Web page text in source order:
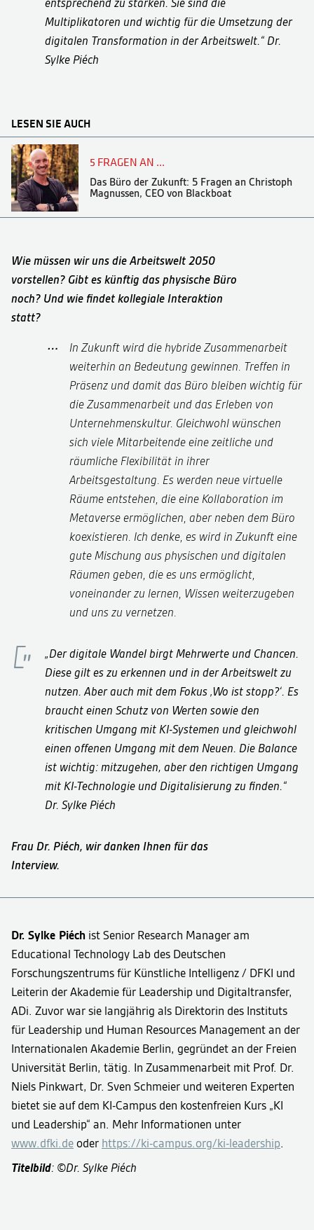
Multiplikatoren und wichtig für die Umsetzung der
digitalen Transformation in der Arbeitswelt.“ Dr.
Sylke Piéch
LESEN SIE AUCH
5 FRAGEN AN ...
Das Büro der Zukunft: 5 Fragen an Christoph
Magnussen, CEO von Blackboat
Wie müssen wir uns die Arbeitswelt 2050
vorstellen? Gibt es künftig das physische Büro
noch? Und wie findet kollegiale Interaktion
statt?
In Zukunft wird die hybride Zusammenarbeit
weiterhin an Bedeutung gewinnen. Treffen in
Präsenz und damit das Büro bleiben wichtig für
die Zusammenarbeit und das Erleben von
Unternehmenskultur. Gleichwohl wünschen
sich viele Mitarbeitende eine zeitliche und
räumliche Flexibilität in ihrer
Arbeitsgestaltung. Es werden neue virtuelle
Räume entstehen, die eine Kollaboration im
Metaverse ermöglichen, aber neben dem Büro
koexistieren. Ich denke, es wird in Zukunft eine
gute Mischung aus physischen und digitalen
Räumen geben, die es uns ermöglicht,
voneinander zu lernen, Wissen weiterzugeben
und uns zu vernetzen.
„Der digitale Wandel birgt Mehrwerte und Chancen.
Diese gilt es zu erkennen und in der Arbeitswelt zu
nutzen. Aber auch mit dem Fokus ‚Wo ist stopp?‘. Es
braucht einen Schutz von Werten sowie den
kritischen Umgang mit KI-Systemen und gleichwohl
einen offenen Umgang mit dem Neuen. Die Balance
ist wichtig: mitzugehen, aber den richtigen Umgang
mit KI-Technologie und Digitalisierung zu finden.“
Dr. Sylke Piéch
Frau Dr. Piéch, wir danken Ihnen für das
Interview.
Dr. Sylke Piéch ist Senior Research Manager am
Educational Technology Lab des Deutschen
Forschungszentrums für Künstliche Intelligenz / DFKI und
Leiterin der Akademie für Leadership und Digitaltransfer,
ADi. Zuvor war sie langjährig als Direktorin des Instituts
für Leadership und Human Resources Management an der
Internationalen Akademie Berlin, gegründet an der Freien
Universität Berlin, tätig. In Zusammenarbeit mit Prof. Dr.
Niels Pinkwart, Dr. Sven Schmeier und weiteren Experten
bietet sie auf dem KI-Campus den kostenfreien Kurs „KI
und Leadership“ an. Mehr Informationen unter
www.dfki.de oder https://ki-campus.org/ki-leadership.
Titelbild: ©Dr. Sylke Piéch